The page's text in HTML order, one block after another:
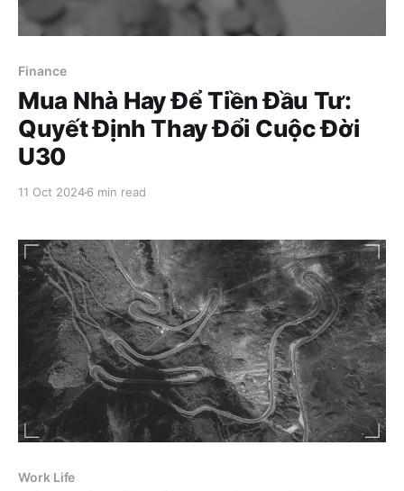
Finance
Mua Nhà Hay Để Tiền Đầu Tư:
Quyết Định Thay Đổi Cuộc Đời
U30
11 Oct 20246 min read
Work Life